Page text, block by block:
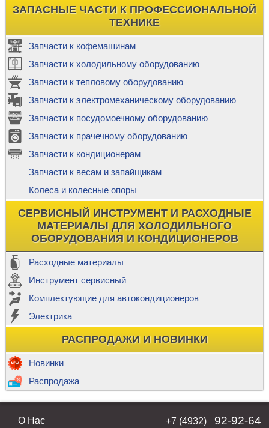
ЗАПАСНЫЕ ЧАСТИ К ПРОФЕССИОНАЛЬНОЙ
ТЕХНИКЕ
Запчасти к кофемашинам
Запчасти к холодильному оборудованию
Запчасти к тепловому оборудованию
Запчасти к электромеханическому оборудованию
Запчасти к посудомоечному оборудованию
Запчасти к прачечному оборудованию
Запчасти к кондиционерам
Запчасти к весам и запайщикам
Колеса и колесные опоры
СЕРВИСНЫЙ ИНСТРУМЕНТ И РАСХОДНЫЕ
МАТЕРИАЛЫ ДЛЯ ХОЛОДИЛЬНОГО
ОБОРУДОВАНИЯ И КОНДИЦИОНЕРОВ
Расходные материалы
Инструмент сервисный
Комплектующие для автокондиционеров
Электрика
РАСПРОДАЖИ И НОВИНКИ
Новинки
Распродажа
О Нас
+7 (4932) 92-92-64